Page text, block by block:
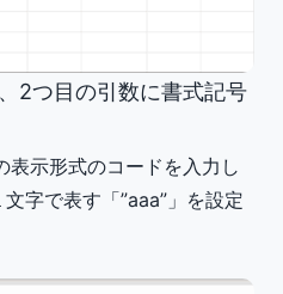
2つ目の引数に書式記号
表示形式のコードを入力し
字で表す「”aaa”」を設定